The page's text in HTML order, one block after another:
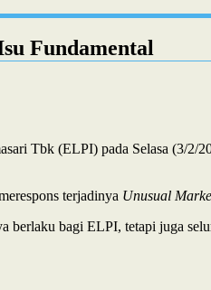
Fundamental
Tbk (ELPI) pada Selasa (3/2/
terjadinya Unusual
berlaku bagi ELPI, tetapi juga